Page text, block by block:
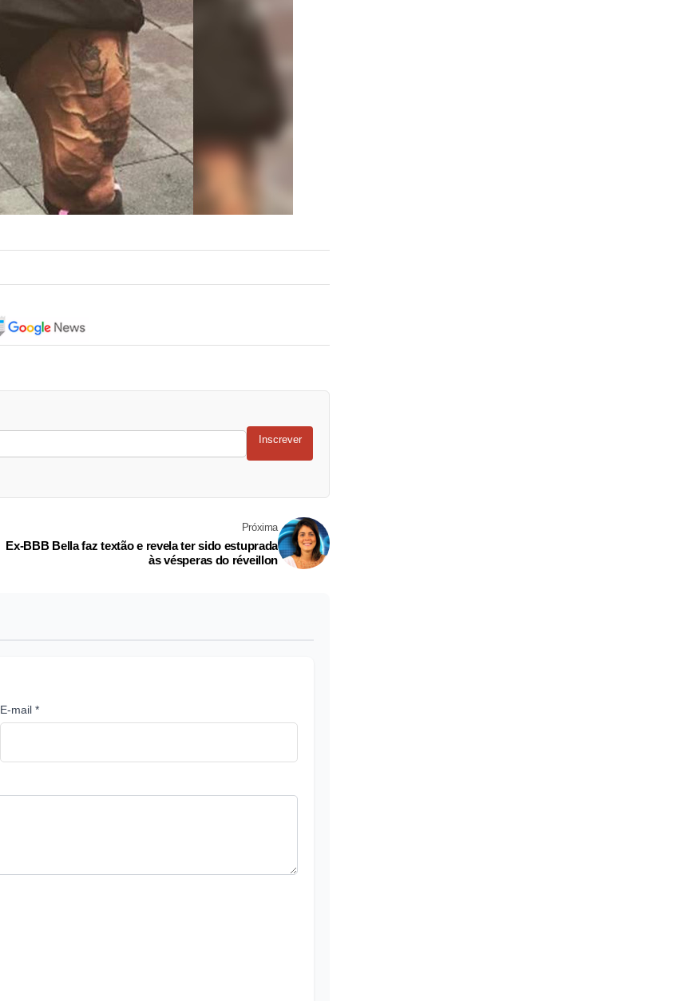
Inscrever
Próxima
Ex-BBB Bella faz textão e revela ter sido estuprada
às vésperas do réveillon
E-mail *